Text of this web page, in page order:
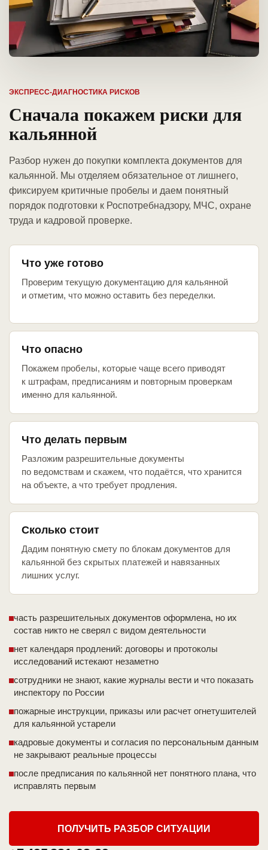
ЭКСПРЕСС-ДИАГНОСТИКА РИСКОВ
Сначала покажем риски для
кальянной
Разбор нужен до покупки комплекта документов для
кальянной. Мы отделяем обязательное от лишнего,
фиксируем критичные пробелы и даем понятный
порядок подготовки к Роспотребнадзору, МЧС, охране
труда и кадровой проверке.
Что уже готово
Проверим текущую документацию для кальянной
и отметим, что можно оставить без переделки.
Что опасно
Покажем пробелы, которые чаще всего приводят
к штрафам, предписаниям и повторным проверкам
именно для кальянной.
Что делать первым
Разложим разрешительные документы
по ведомствам и скажем, что подаётся, что хранится
на объекте, а что требует продления.
Сколько стоит
Дадим понятную смету по блокам документов для
кальянной без скрытых платежей и навязанных
лишних услуг.
часть разрешительных документов оформлена, но их
состав никто не сверял с видом деятельности
нет календаря продлений: договоры и протоколы
исследований истекают незаметно
сотрудники не знают, какие журналы вести и что показать
инспектору по России
пожарные инструкции, приказы или расчет огнетушителей
для кальянной устарели
кадровые документы и согласия по персональным данным
не закрывают реальные процессы
после предписания по кальянной нет понятного плана, что
исправлять первым
ПОЛУЧИТЬ РАЗБОР СИТУАЦИИ